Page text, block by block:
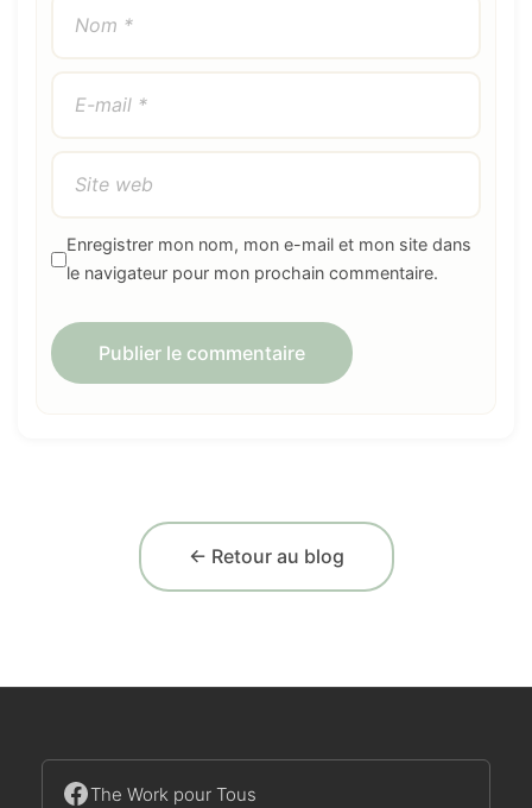
Enregistrer mon nom, mon e-mail et mon site dans
le navigateur pour mon prochain commentaire.
← Retour au blog
The Work pour Tous